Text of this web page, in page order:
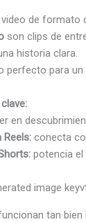
video de formato
son clips de
historia clara.
perfecto para un
en
Reels: conecta
potencia el
tan